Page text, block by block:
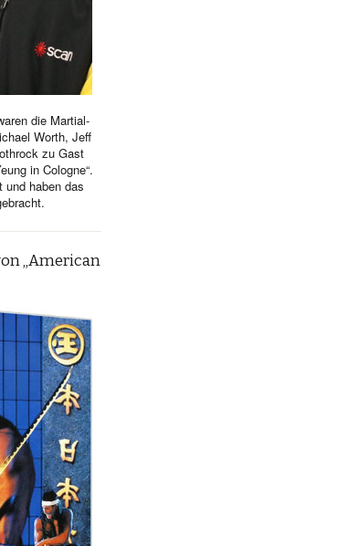
die Martial-
Worth, Jeff
zu Gast
in Cologne“.
und haben das
„American